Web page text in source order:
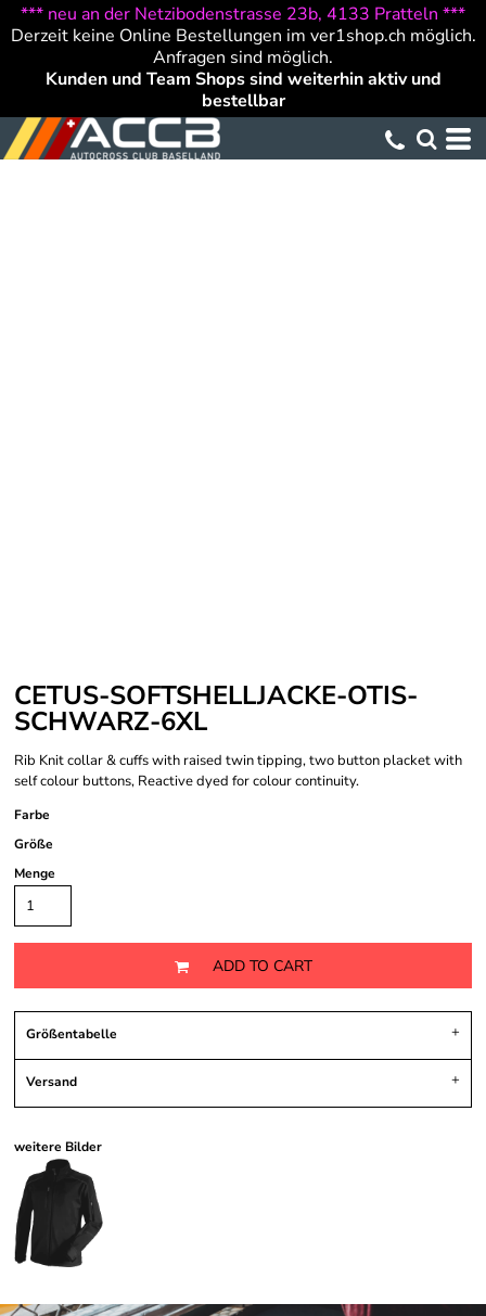
*** neu an der Netzibodenstrasse 23b, 4133 Pratteln ***
Derzeit keine Online Bestellungen im ver1shop.ch möglich.
Anfragen sind möglich.
Kunden und Team Shops sind weiterhin aktiv und
bestellbar
CETUS-SOFTSHELLJACKE-OTIS-
SCHWARZ-6XL
Rib Knit collar & cuffs with raised twin tipping, two button placket with
self colour buttons, Reactive dyed for colour continuity.
Farbe
Größe
Menge
ADD TO CART
Größentabelle
Versand
weitere Bilder